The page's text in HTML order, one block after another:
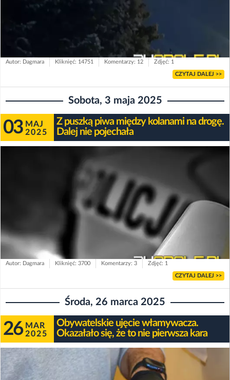
Autor: Dagmara Kliknięć: 14751 Komentarzy: 12 Zdjęć: 1
CZYTAJ DALEJ >>
Sobota, 3 maja 2025
03 MAJ
2025
Z puszką piwa między kolanami na drogę.
Dalej nie pojechała
Autor: Dagmara Kliknięć: 3700 Komentarzy: 3 Zdjęć: 1
CZYTAJ DALEJ >>
Środa, 26 marca 2025
26 MAR
2025
Obywatelskie ujęcie włamywacza.
Okazałało się, że to nie pierwsza kara